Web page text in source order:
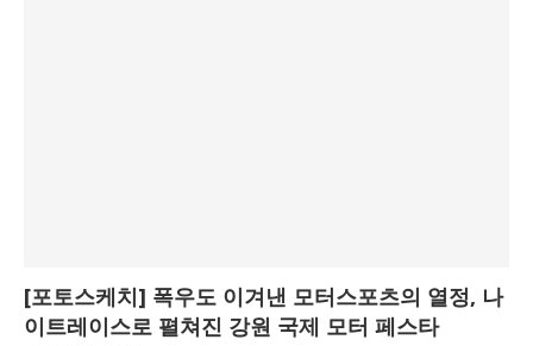
[포토스케치] 폭우도 이겨낸 모터스포츠의 열정, 나
이트레이스로 펼쳐진 강원 국제 모터 페스타